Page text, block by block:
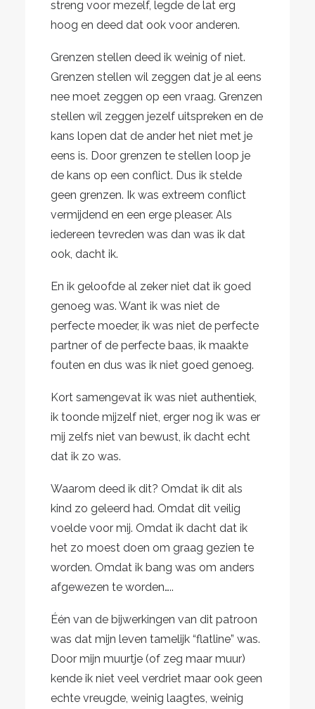
streng voor mezelf, legde de lat erg
hoog en deed dat ook voor anderen.
Grenzen stellen deed ik weinig of niet.
Grenzen stellen wil zeggen dat je al eens
nee moet zeggen op een vraag. Grenzen
stellen wil zeggen jezelf uitspreken en de
kans lopen dat de ander het niet met je
eens is. Door grenzen te stellen loop je
de kans op een conflict. Dus ik stelde
geen grenzen. Ik was extreem conflict
vermijdend en een erge pleaser. Als
iedereen tevreden was dan was ik dat
ook, dacht ik.
En ik geloofde al zeker niet dat ik goed
genoeg was. Want ik was niet de
perfecte moeder, ik was niet de perfecte
partner of de perfecte baas, ik maakte
fouten en dus was ik niet goed genoeg.
Kort samengevat ik was niet authentiek,
ik toonde mijzelf niet, erger nog ik was er
mij zelfs niet van bewust, ik dacht echt
dat ik zo was.
Waarom deed ik dit? Omdat ik dit als
kind zo geleerd had. Omdat dit veilig
voelde voor mij. Omdat ik dacht dat ik
het zo moest doen om graag gezien te
worden. Omdat ik bang was om anders
afgewezen te worden…..
Één van de bijwerkingen van dit patroon
was dat mijn leven tamelijk “flatline” was.
Door mijn muurtje (of zeg maar muur)
kende ik niet veel verdriet maar ook geen
echte vreugde, weinig laagtes, weinig